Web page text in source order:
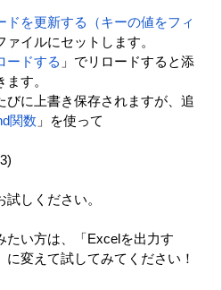
ドを更新する（キーの値をフィ
ァイルにセットします。
ードする 」でリロードすると添
す。
びに上書き保存されますが、追
関数 」を使って
しください。
たい方は、「Excelを出力す
に変えて試してみてください！